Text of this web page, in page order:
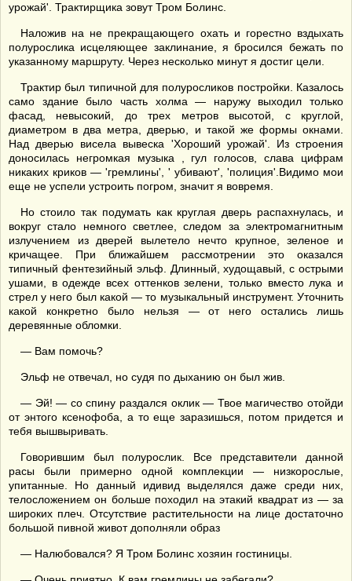
урожай'. Трактирщика зовут Тром Болинс.
Наложив на не прекращающего охать и горестно вздыхать
полурослика исцеляющее заклинание, я бросился бежать по
указанному маршруту. Через несколько минут я достиг цели.
Трактир был типичной для полуросликов постройки. Казалось
само здание было часть холма — наружу выходил только
фасад, невысокий, до трех метров высотой, с круглой,
диаметром в два метра, дверью, и такой же формы окнами.
Над дверью висела вывеска 'Хороший урожай'. Из строения
доносилась негромкая музыка , гул голосов, слава цифрам
никаких криков — 'гремлины', ' убивают', 'полиция'.Видимо мои
еще не успели устроить погром, значит я вовремя.
Но стоило так подумать как круглая дверь распахнулась, и
вокруг стало немного светлее, следом за электромагнитным
излучением из дверей вылетело нечто крупное, зеленое и
кричащее. При ближайшем рассмотрении это оказался
типичный фентезийный эльф. Длинный, худощавый, с острыми
ушами, в одежде всех оттенков зелени, только вместо лука и
стрел у него был какой — то музыкальный инструмент. Уточнить
какой конкретно было нельзя — от него остались лишь
деревянные обломки.
— Вам помочь?
Эльф не отвечал, но судя по дыханию он был жив.
— Эй! — со спину раздался оклик — Твое магичество отойди
от энтого ксенофоба, а то еще заразишься, потом придется и
тебя вышвыривать.
Говорившим был полурослик. Все представители данной
расы были примерно одной комплекции — низкорослые,
упитанные. Но данный идивид выделялся даже среди них,
телосложением он больше походил на этакий квадрат из — за
широких плеч. Отсутствие растительности на лице достаточно
большой пивной живот дополняли образ
— Налюбовался? Я Тром Болинс хозяин гостиницы.